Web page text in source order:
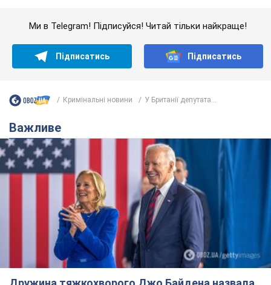
Дружина тяжкохворого Джо Байдена назвала
перший симптом, який сигналізував про його
"агресивний" рак
Спершу лікарі не надали цьому належної уваги
10 годин тому 13,8 т.
Відпустка Лесі Нікітюк у Карпатах
обернулася скандалом: чому ведучу